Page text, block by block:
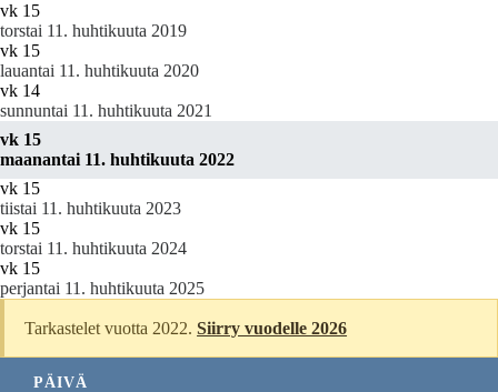
vk 15
torstai 11. huhtikuuta 2019
vk 15
lauantai 11. huhtikuuta 2020
vk 14
sunnuntai 11. huhtikuuta 2021
vk 15
maanantai 11. huhtikuuta 2022
vk 15
tiistai 11. huhtikuuta 2023
vk 15
torstai 11. huhtikuuta 2024
vk 15
perjantai 11. huhtikuuta 2025
Tarkastelet vuotta 2022.Siirry vuodelle 2026
PÄIVÄ